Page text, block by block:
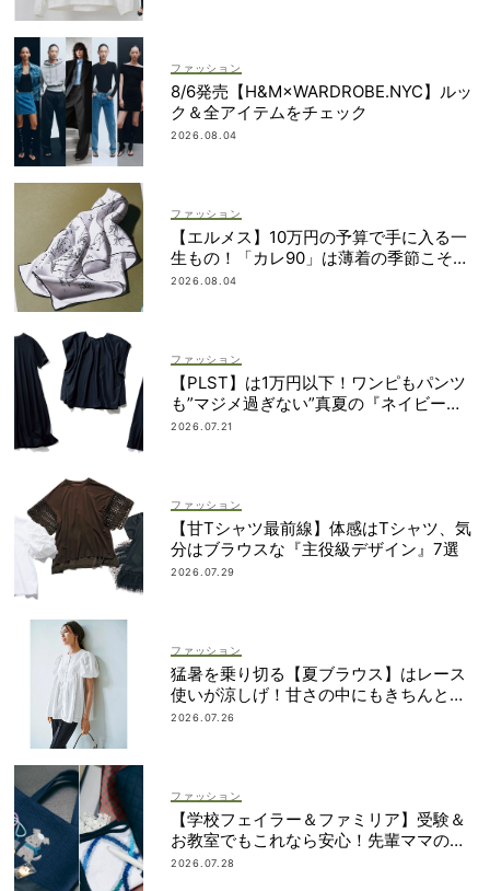
ファッション
8/6発売【H&M×WARDROBE.NYC】ルッ
ク＆全アイテムをチェック
2026.08.04
ファッション
【エルメス】10万円の予算で手に入る一
生もの！「カレ90」は薄着の季節こそ重
宝
2026.08.04
ファッション
【PLST】は1万円以下！ワンピもパンツ
も”マジメ過ぎない”真夏の『ネイビー
服』６選
2026.07.21
ファッション
【甘Tシャツ最前線】体感はTシャツ、気
分はブラウスな『主役級デザイン』7選
2026.07.29
ファッション
猛暑を乗り切る【夏ブラウス】はレース
使いが涼しげ！甘さの中にもきちんと感
を
2026.07.26
ファッション
【学校フェイラー＆ファミリア】受験＆
お教室でもこれなら安心！先輩ママの地
味見えしないネイビー小物
2026.07.28